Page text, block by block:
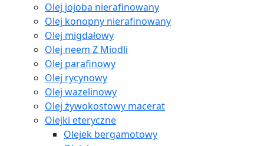
Olej jojoba nierafinowany
Olej konopny nierafinowany
Olej migdałowy
Olej neem Z Miodli
Olej parafinowy
Olej rycynowy
Olej wazelinowy
Olej żywokostowy macerat
Olejki eteryczne
Olejek bergamotowy